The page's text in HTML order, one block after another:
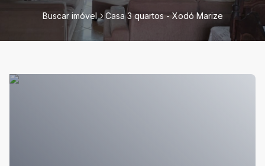
Buscar imóvel Casa 3 quartos - Xodó Marize